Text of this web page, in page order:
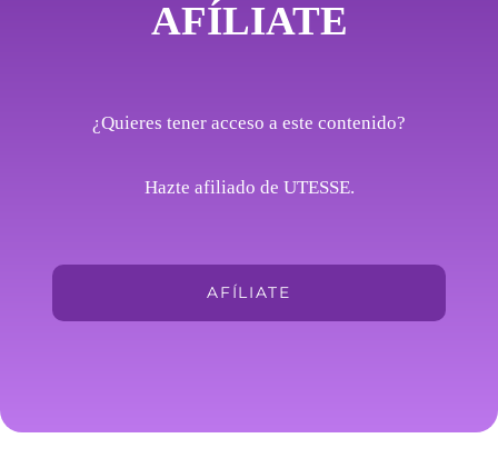
AFÍLIATE
¿Quieres tener acceso a este contenido?
Hazte afiliado de UTESSE.
AFÍLIATE